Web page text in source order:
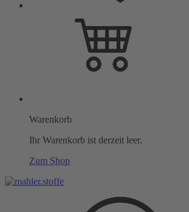
Warenkorb
Ihr Warenkorb ist derzeit leer.
Zum Shop